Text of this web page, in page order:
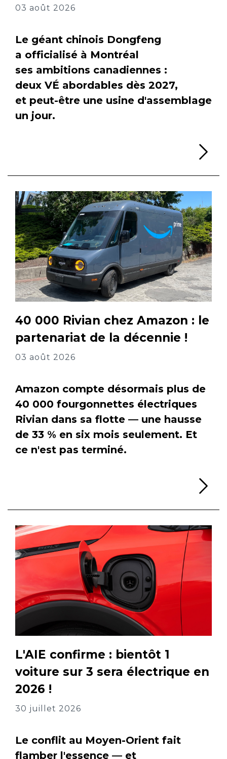
03 août 2026
Le géant chinois Dongfeng
a officialisé à Montréal
ses ambitions canadiennes :
deux VÉ abordables dès 2027,
et peut-être une usine d'assemblage
un jour.
40 000 Rivian chez Amazon : le
partenariat de la décennie !
03 août 2026
Amazon compte désormais plus de
40 000 fourgonnettes électriques
Rivian dans sa flotte — une hausse
de 33 % en six mois seulement. Et
ce n'est pas terminé.
L'AIE confirme : bientôt 1
voiture sur 3 sera électrique en
2026 !
30 juillet 2026
Le conflit au Moyen-Orient fait
flamber l'essence — et